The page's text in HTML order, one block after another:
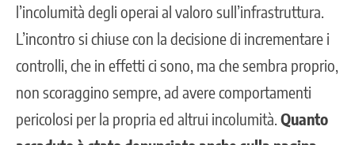
l’incolumità degli operai al valoro sull’infrastruttura.
L’incontro si chiuse con la decisione di incrementare i
controlli, che in effetti ci sono, ma che sembra proprio,
non scoraggino sempre, ad avere comportamenti
pericolosi per la propria ed altrui incolumità. Quanto